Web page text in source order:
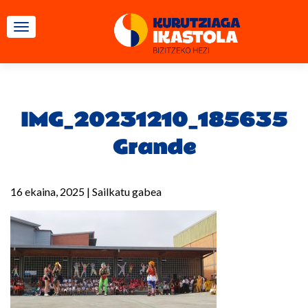
TOGGLE NAVIGATION
IMG_20231210_185635
Grande
16 ekaina, 2025 | Sailkatu gabea